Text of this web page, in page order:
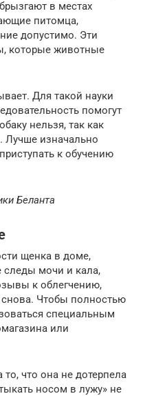
в местах
питомца,
допустимо. Эти
которые животные
Для такой науки
помогут
нельзя, так как
Лучше изначально
к обучению
Беланта
щенка в доме,
следы мочи и кала,
к облегчению,
снова. Чтобы полностью
специальным
или
то, что она не дотерпела
носом в лужу» не